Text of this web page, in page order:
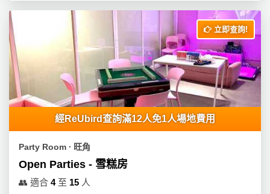
立即查詢!
經ReUbird查詢滿12人免1人場地費用
Party Room ∙ 旺角
Open Parties - 雪糕房
👥 適合 4至 15 人